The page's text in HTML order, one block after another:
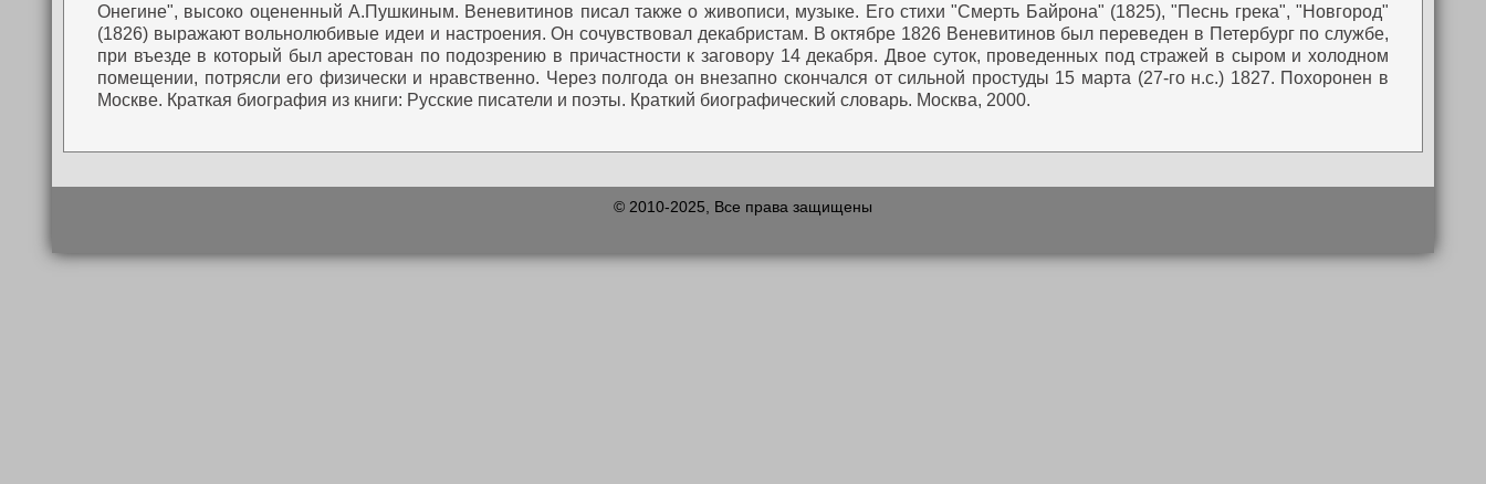
Онегине", высоко оцененный А.Пушкиным. Веневитинов писал также о живописи, музыке. Его стихи "Смерть Байрона" (1825), "Песнь грека", "Новгород"
(1826) выражают вольнолюбивые идеи и настроения. Он сочувствовал декабристам. В октябре 1826 Веневитинов был переведен в Петербург по службе,
при въезде в который был арестован по подозрению в причастности к заговору 14 декабря. Двое суток, проведенных под стражей в сыром и холодном
помещении, потрясли его физически и нравственно. Через полгода он внезапно скончался от сильной простуды 15 марта (27-го н.с.) 1827. Похоронен в
Москве. Краткая биография из книги: Русские писатели и поэты. Краткий биографический словарь. Москва, 2000.
© 2010-2025, Все права защищены